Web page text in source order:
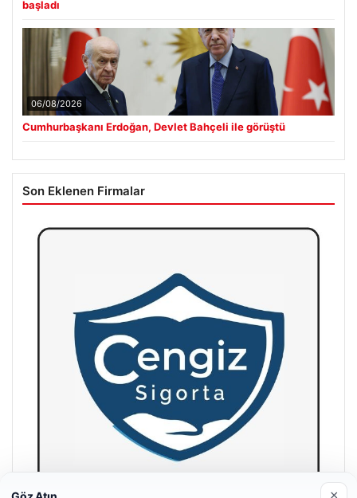
başladı
06/08/2026
Cumhurbaşkanı Erdoğan, Devlet Bahçeli ile görüştü
Son Eklenen Firmalar